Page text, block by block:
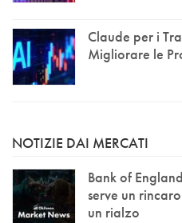
Claude per i
Migliorare le
NOTIZIE DAI MERCATI
Bank of
serve un
un rialzo